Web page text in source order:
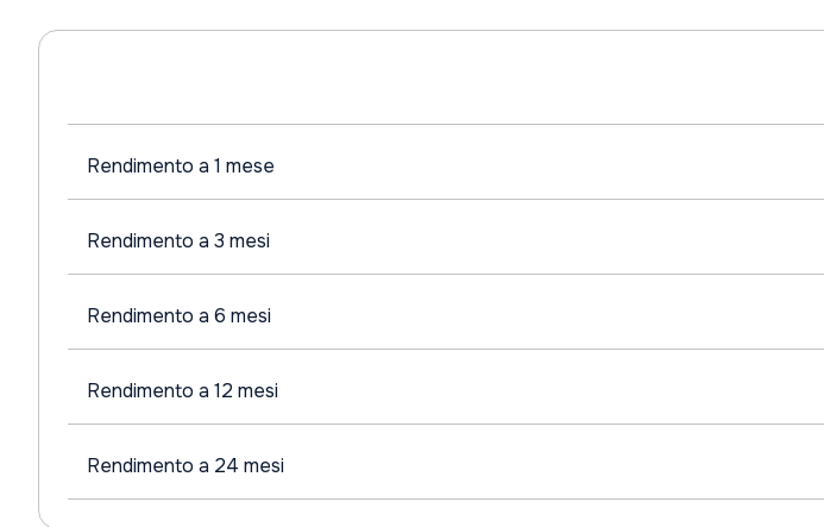
Rendimento a 1 mese
Rendimento a 3 mesi
Rendimento a 6 mesi
Rendimento a 12 mesi
Rendimento a 24 mesi